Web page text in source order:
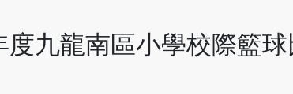
度九龍南區小學校際籃